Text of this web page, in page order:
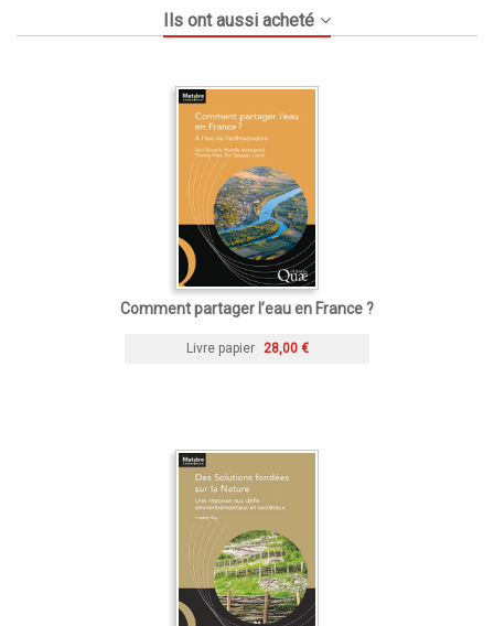
Ils ont aussi acheté
Comment partager l’eau en France ?
Livre papier 28,00 €